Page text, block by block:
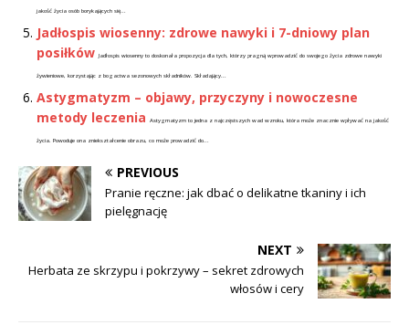
jakość życia osób borykających się...
Jadłospis wiosenny: zdrowe nawyki i 7-dniowy plan
posiłków Jadłospis wiosenny to doskonała propozycja dla tych, którzy pragną wprowadzić do swojego życia zdrowe nawyki
żywieniowe, korzystając z bogactwa sezonowych składników. Składający...
Astygmatyzm – objawy, przyczyny i nowoczesne
metody leczenia
Astygmatyzm to jedna z najczęstszych wad wzroku, która może znacznie wpływać na jakość
życia. Powoduje ona zniekształcenie obrazu, co może prowadzić do...
PREVIOUS
Pranie ręczne: jak dbać o delikatne tkaniny i ich
pielęgnację
NEXT
Herbata ze skrzypu i pokrzywy – sekret zdrowych
włosów i cery